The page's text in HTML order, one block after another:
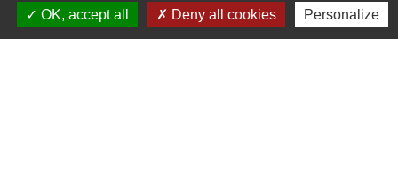
Accédez aux démarches en ligne
ANTS
OK, accept all
Deny all cookies Personalize